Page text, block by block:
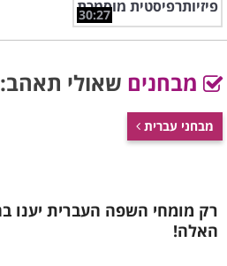
30:27
מבחנים שאולי תאהב:
מבחני עברית
האלה!